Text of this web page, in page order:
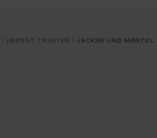
HERBST / WINTER JACKEN UND MÄNTEL